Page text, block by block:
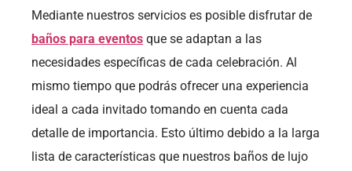
Mediante nuestros servicios es posible disfrutar de
baños para eventos que se adaptan a las
necesidades específicas de cada celebración. Al
mismo tiempo que podrás ofrecer una experiencia
ideal a cada invitado tomando en cuenta cada
detalle de importancia. Esto último debido a la larga
lista de características que nuestros baños de lujo